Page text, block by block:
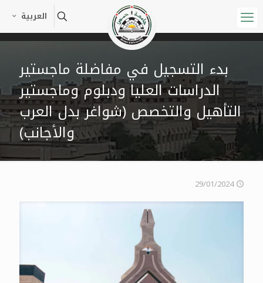
العربية
بدء التسجيل في مفاضلة ماجستير
الدراسات العليا ودبلوم وماجستير
التأهيل والتخصص (شواغر بدل العرب
والأجانب)
29/01/2024